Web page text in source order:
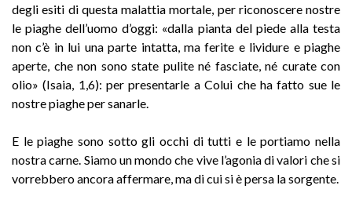
degli esiti di questa malattia mortale, per riconoscere nostre
le piaghe dell’uomo d’oggi: «dalla pianta del piede alla testa
non c’è in lui una parte intatta, ma ferite e lividure e piaghe
aperte, che non sono state pulite né fasciate, né curate con
olio» (Isaia, 1,6): per presentarle a Colui che ha fatto sue le
nostre piaghe per sanarle.
E le piaghe sono sotto gli occhi di tutti e le portiamo nella
nostra carne. Siamo un mondo che vive l’agonia di valori che si
vorrebbero ancora affermare, ma di cui si è persa la sorgente.